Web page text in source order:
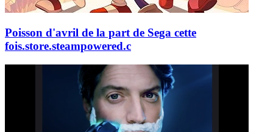
Poisson d'avril de la part de Sega cette
fois.store.steampowered.c